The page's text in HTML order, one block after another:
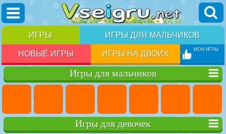
ИГРЫ ИГРЫ ДЛЯ МАЛЬЧИКОВ
НОВЫЕ ИГРЫ ИГРЫ НА ДВОИХ МОИ ИГРЫ
Игры для мальчиков
Игры для девочек